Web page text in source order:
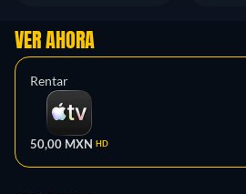
VER AHORA
Rentar
50,00 MXN HD